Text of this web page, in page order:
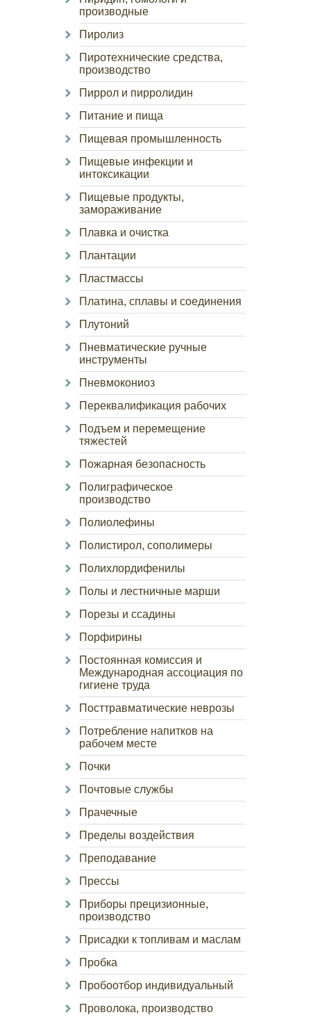
производные
Пиролиз
Пиротехнические средства,
производство
Пиррол и пирролидин
Питание и пища
Пищевая промышленность
Пищевые инфекции и
интоксикации
Пищевые продукты,
замораживание
Плавка и очистка
Плантации
Пластмассы
Платина, сплавы и соединения
Плутоний
Пневматические ручные
инструменты
Пневмокониоз
Переквалификация рабочих
Подъем и перемещение
тяжестей
Пожарная безопасность
Полиграфическое
производство
Полиолефины
Полистирол, сополимеры
Полихлордифенилы
Полы и лестничные марши
Порезы и ссадины
Порфирины
Постоянная комиссия и
Международная ассоциация по
гигиене труда
Посттравматические неврозы
Потребление напитков на
рабочем месте
Почки
Почтовые службы
Прачечные
Пределы воздействия
Преподавание
Прессы
Приборы прецизионные,
производство
Присадки к топливам и маслам
Пробка
Пробоотбор индивидуальный
Проволока, производство